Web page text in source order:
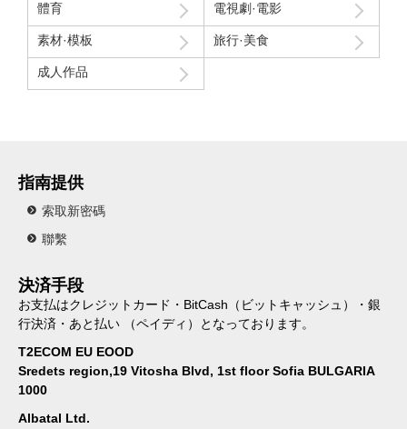
體育 電視劇·電影
素材·模板 旅行·美食
成人作品
指南提供
索取新密碼
聯繫
決済手段
お支払はクレジットカード・BitCash（ビットキャッシュ）・銀
行決済・あと払い （ペイディ）となっております。
T2ECOM EU EOOD
Sredets region,19 Vitosha Blvd, 1st floor Sofia BULGARIA
1000
Albatal Ltd.